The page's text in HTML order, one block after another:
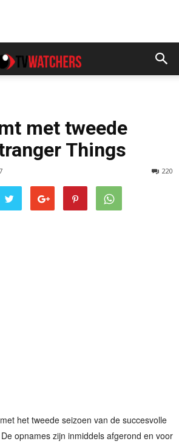
met tweede
Things
220
het tweede seizoen van de succesvolle
opnames zijn inmiddels afgerond en voor